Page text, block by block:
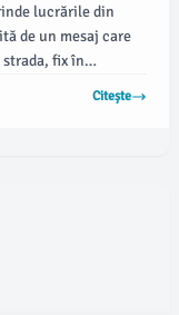
lucrările din
de un mesaj care
fix în
Nu vă era dor de
Citește